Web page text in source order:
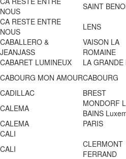
NOUS
SAINT
CA RESTE ENTRE
NOUS
LENS
CABALLERO &
JEANJASS
VAISON LA
ROMAINE
CABARET LUMINEUX
LA
CABOURG MON AMOURCABOURG
CADILLAC
BREST
CALEMA
MONDORF
BAINS
CALEMA
PARIS
CALI
CALI
CLERMONT
FERRAND